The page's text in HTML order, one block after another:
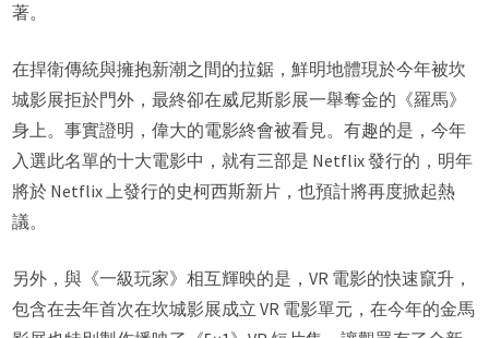
著。
在捍衛傳統與擁抱新潮之間的拉鋸，鮮明地體現於今年被坎
城影展拒於門外，最終卻在威尼斯影展一舉奪金的《羅馬》
身上。事實證明，偉大的電影終會被看見。有趣的是，今年
入選此名單的十大電影中，就有三部是 Netflix 發行的，明年
將於 Netflix 上發行的史柯西斯新片，也預計將再度掀起熱
議。
另外，與《一級玩家》相互輝映的是，VR 電影的快速竄升，
包含在去年首次在坎城影展成立 VR 電影單元，在今年的金馬